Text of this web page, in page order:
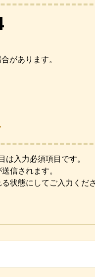
があります。
は入力必須項目です。
信されます。
状態にしてご入力くださ